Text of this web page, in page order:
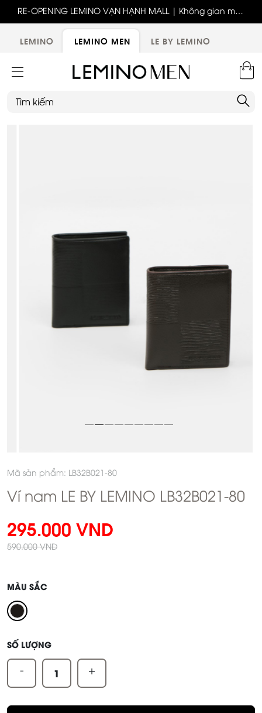
RE-OPENING LEMINO VẠN HẠNH MALL | Không gian mới,
trải nghiệm mới, ưu đãi tri ân đặc biệt
LEMINO
LEMINO MEN LE BY LEMINO
Mã sản phẩm: LB32B021-80
Ví nam LE BY LEMINO LB32B021-80
295.000 VND
590.000 VND
MÀU SẮC
SỐ LƯỢNG
- +